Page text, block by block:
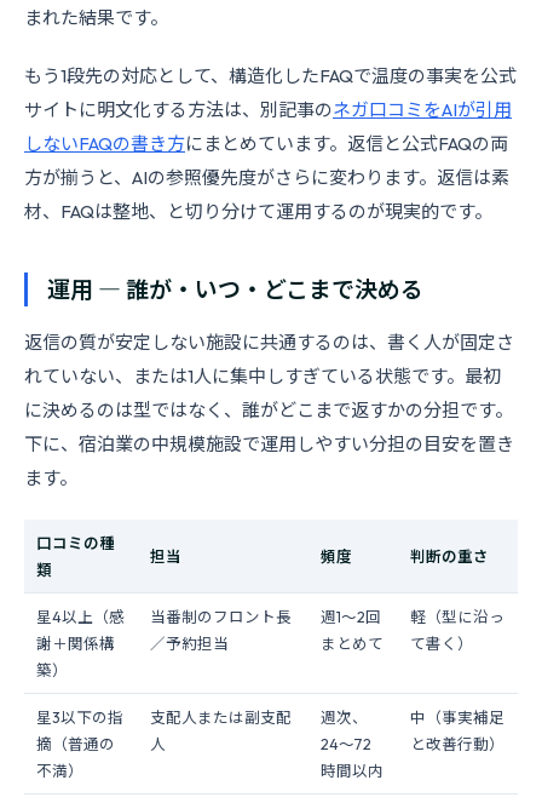
まれた結果です。
もう1段先の対応として、構造化したFAQで温度の事実を公式
サイトに明文化する方法は、別記事のネガ口コミをAIが引用
しないFAQの書き方にまとめています。返信と公式FAQの両
方が揃うと、AIの参照優先度がさらに変わります。返信は素
材、FAQは整地、と切り分けて運用するのが現実的です。
運用 ― 誰が・いつ・どこまで決める
返信の質が安定しない施設に共通するのは、書く人が固定さ
れていない、または1人に集中しすぎている状態です。最初
に決めるのは型ではなく、誰がどこまで返すかの分担です。
下に、宿泊業の中規模施設で運用しやすい分担の目安を置き
ます。
口コミの種
類
担当 頻度 判断の重さ
星4以上（感
謝＋関係構
築）
当番制のフロント長
／予約担当
週1〜2回
まとめて
軽（型に沿っ
て書く）
星3以下の指
摘（普通の
不満）
支配人または副支配
人
週次、
24〜72
時間以内
中（事実補足
と改善行動）